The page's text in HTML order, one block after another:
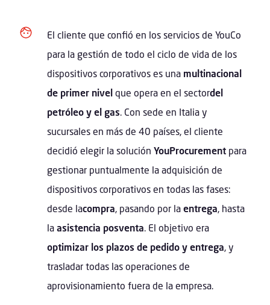
El cliente que confió en los servicios de YouCo
para la gestión de todo el ciclo de vida de los
dispositivos corporativos es una multinacional
de primer nivel que opera en el sectordel
petróleo y el gas . Con sede en Italia y
sucursales en más de 40 países, el cliente
decidió elegir la soluciónYouProcurement para
gestionar puntualmente la adquisición de
dispositivos corporativos en todas las fases:
desde lacompra , pasando por laentrega , hasta
laasistencia posventa . El objetivo era
optimizar los plazos de pedido y entrega , y
trasladar todas las operaciones de
aprovisionamiento fuera de la empresa.